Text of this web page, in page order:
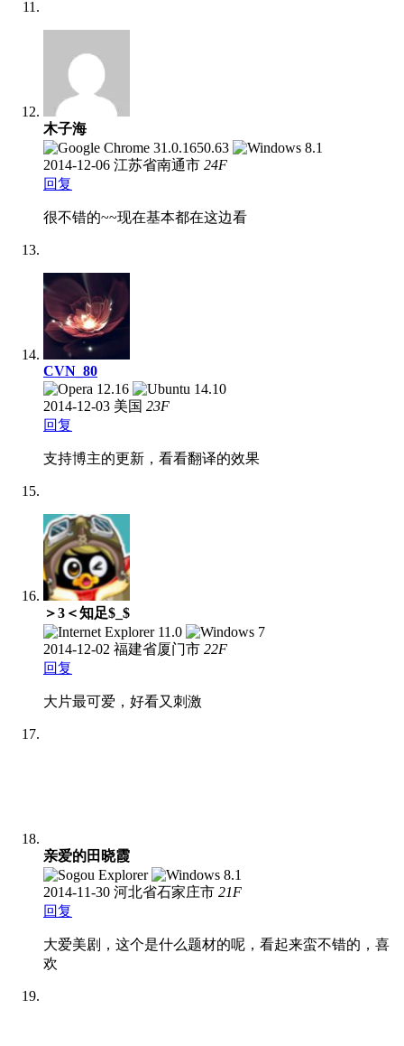
木子海
2014-12-06 江苏省南通市 24F
回复
很不错的~~现在基本都在这边看
CVN_80
2014-12-03 美国 23F
回复
支持博主的更新，看看翻译的效果
＞3＜知足$_$
2014-12-02 福建省厦门市 22F
回复
大片最可爱，好看又刺激
亲爱的田晓霞
2014-11-30 河北省石家庄市 21F
回复
大爱美剧，这个是什么题材的呢，看起来蛮不错的，喜
欢